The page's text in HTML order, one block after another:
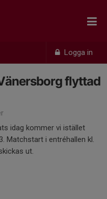
Logga in
flyttad
idag kommer vi istället
Matchstart i entréhallen kl.
ut.